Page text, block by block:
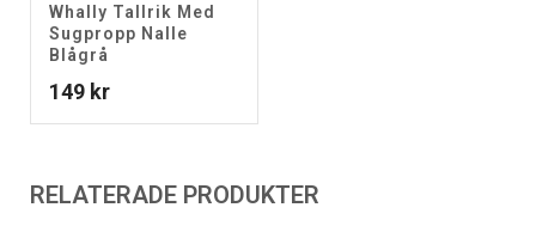
Whally Tallrik Med
Sugpropp Nalle
Blågrå
149 kr
RELATERADE PRODUKTER